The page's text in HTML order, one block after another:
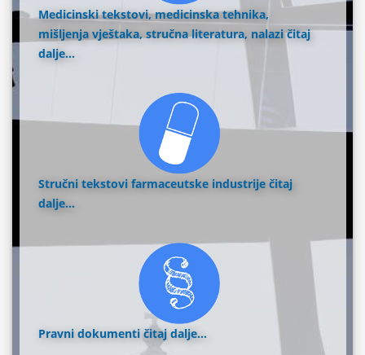
Medicinski tekstovi, medicinska tehnika,
mišljenja vještaka, stručna literatura, nalazi čitaj
dalje...
Stručni tekstovi farmaceutske industriječitaj
dalje...
Pravni dokumentičitaj dalje...